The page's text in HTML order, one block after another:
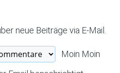
neue Beiträge via E-Mail.